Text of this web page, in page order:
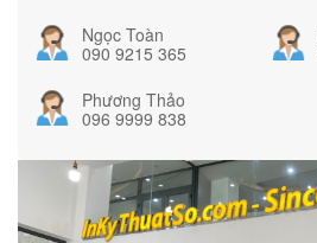
Ngọc Toàn
090 9215 365
Phương Thảo
096 9999 838